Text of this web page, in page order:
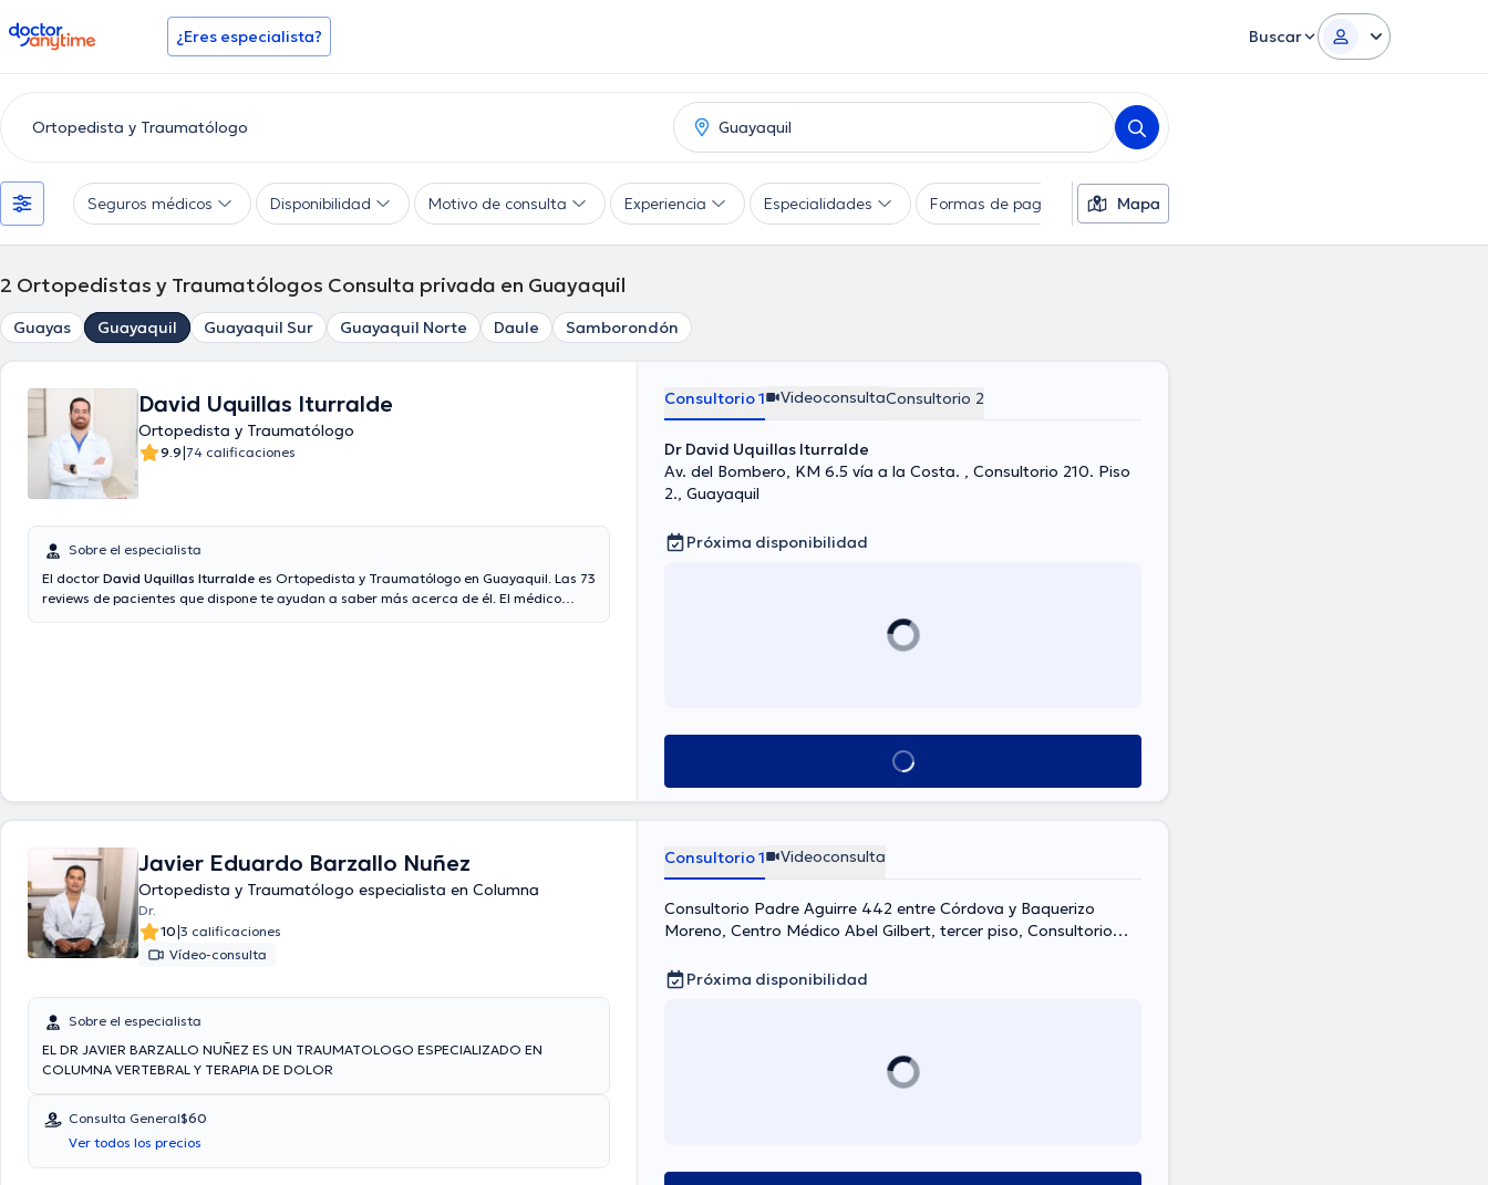
doctoranytime ¿Eres especialista? Buscar
Seguros médicos Disponibilidad Motivo de consulta Experiencia Especialidades Formas de pago Filtros suplementarios
Mapa
2 Ortopedistas y Traumatólogos Consulta privada en Guayaquil
Guayas Guayaquil Guayaquil Sur Guayaquil Norte Daule Samborondón
David Uquillas Iturralde
Ortopedista y Traumatólogo
9.9|74 calificaciones
Sobre el especialista
El doctor David Uquillas Iturralde es Ortopedista y Traumatólogo en Guayaquil. Las 73
reviews de pacientes que dispone te ayudan a saber más acerca de él. El médico
Consultorio 1 VideoconsultaConsultorio 2
Dr David Uquillas Iturralde
Av. del Bombero, KM 6.5 vía a la Costa. , Consultorio 210. Piso
2., Guayaquil
Próxima disponibilidad
Ver más horarios
Javier Eduardo Barzallo Nuñez
Ortopedista y Traumatólogo especialista en Columna
Dr.
10|3 calificaciones
Vídeo-consulta
Sobre el especialista
EL DR JAVIER BARZALLO NUÑEZ ES UN TRAUMATOLOGO ESPECIALIZADO EN
COLUMNA VERTEBRAL Y TERAPIA DE DOLOR
Consulta General$60
Ver todos los precios
Consultorio 1 Videoconsulta
Consultorio Padre Aguirre 442 entre Córdova y Baquerizo
Moreno, Centro Médico Abel Gilbert, tercer piso, Consultorio
Próxima disponibilidad